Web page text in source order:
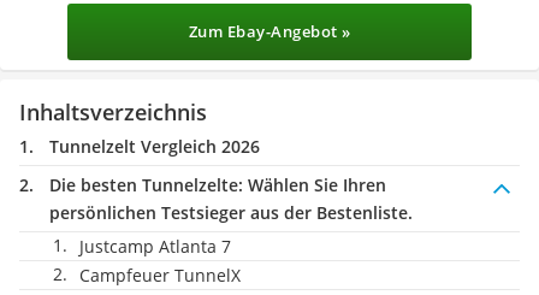
Zum Ebay-Angebot »
Inhaltsverzeichnis
Tunnelzelt Vergleich 2026
Die besten Tunnelzelte: Wählen Sie Ihren
persönlichen Testsieger aus der Bestenliste.
Justcamp Atlanta 7
Campfeuer TunnelX